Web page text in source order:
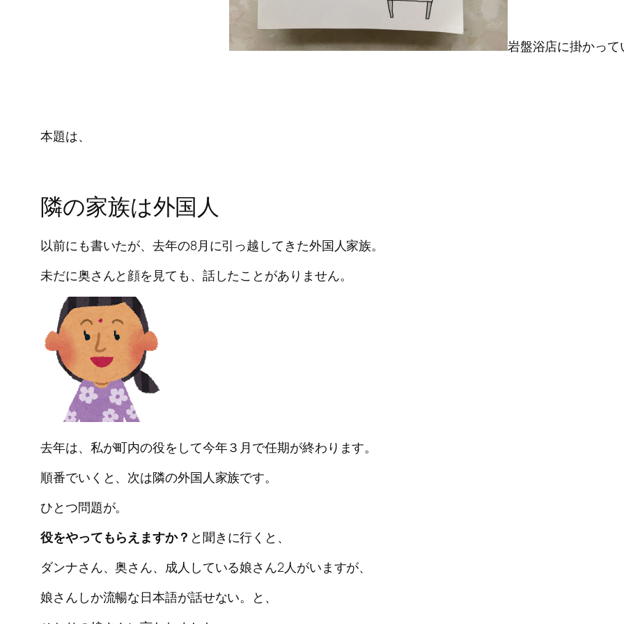
岩盤浴店に掛かって
本題は、
隣の家族は外国人
以前にも書いたが、去年の8月に引っ越してきた外国人家族。
未だに奥さんと顔を見ても、話したことがありません。
去年は、私が町内の役をして今年３月で任期が終わります。
順番でいくと、次は隣の外国人家族です。
ひとつ問題が。
役をやってもらえますか？ と聞きに行くと、
ダンナさん、奥さん、成人している娘さん2人がいますが、
娘さんしか流暢な日本語が話せない。と、